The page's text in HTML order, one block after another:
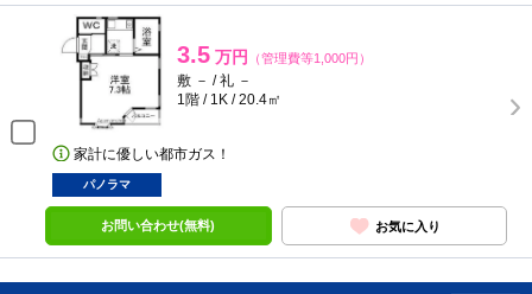
3.5 万円 （管理費等1,000円）
敷 － / 礼 －
1階 / 1K / 20.4㎡
家計に優しい都市ガス！
パノラマ
お問い合わせ(無料) お気に入り